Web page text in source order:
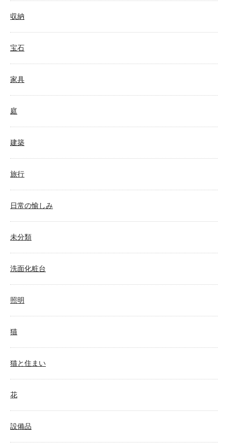
収納
宝石
家具
庭
建築
旅行
日常の愉しみ
未分類
洗面化粧台
照明
猫
猫と住まい
花
設備品